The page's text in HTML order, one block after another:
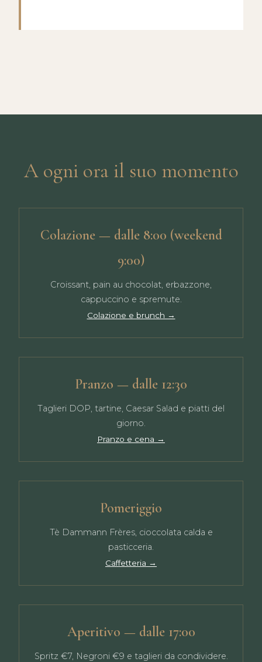
A ogni ora il suo momento
Colazione — dalle 8:00 (weekend
9:00)
Croissant, pain au chocolat, erbazzone,
cappuccino e spremute.
Colazione e brunch →
Pranzo — dalle 12:30
Taglieri DOP, tartine, Caesar Salad e piatti del
giorno.
Pranzo e cena →
Pomeriggio
Tè Dammann Frères, cioccolata calda e
pasticceria.
Caffetteria →
Aperitivo — dalle 17:00
Spritz €7, Negroni €9 e taglieri da condividere.